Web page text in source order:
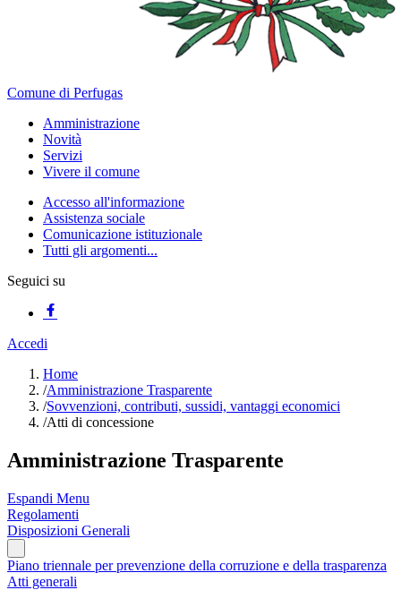
Comune di Perfugas
Amministrazione
Novità
Servizi
Vivere il comune
Accesso all'informazione
Assistenza sociale
Comunicazione istituzionale
Tutti gli argomenti...
Seguici su
Accedi
Home
/Amministrazione Trasparente
/Sovvenzioni, contributi, sussidi, vantaggi economici
/Atti di concessione
Amministrazione Trasparente
Espandi Menu
Regolamenti
Disposizioni Generali
Piano triennale per prevenzione della corruzione e della trasparenza
Atti generali